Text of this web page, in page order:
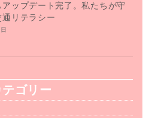
アップデート完了。私たちが守
通リテラシー
テゴリー